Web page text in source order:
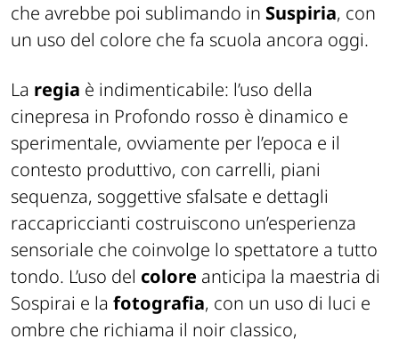
che avrebbe poi sublimando in Suspiria, con
un uso del colore che fa scuola ancora oggi.
La regia è indimenticabile: l’uso della
cinepresa in Profondo rosso è dinamico e
sperimentale, ovviamente per l’epoca e il
contesto produttivo, con carrelli, piani
sequenza, soggettive sfalsate e dettagli
raccapriccianti costruiscono un’esperienza
sensoriale che coinvolge lo spettatore a tutto
tondo. L’uso del colore anticipa la maestria di
Sospirai e la fotografia, con un uso di luci e
ombre che richiama il noir classico,